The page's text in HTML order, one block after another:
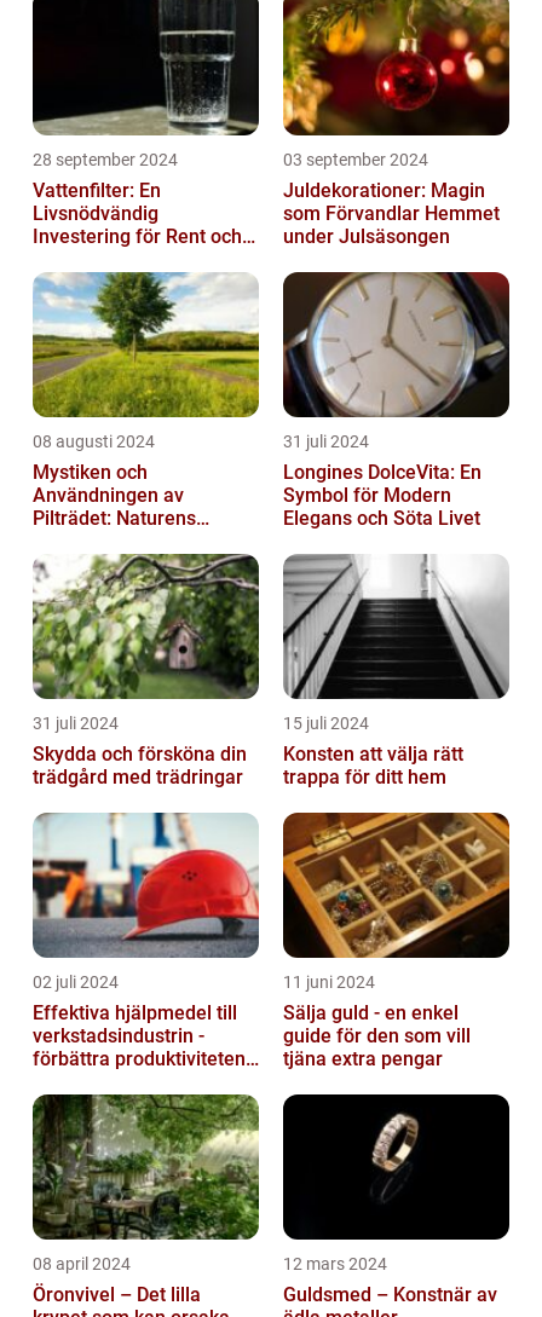
28 september 2024
Vattenfilter: En
Livsnödvändig
Investering för Rent och
03 september 2024
Juldekorationer: Magin
som Förvandlar Hemmet
under Julsäsongen
08 augusti 2024
Mystiken och
Användningen av
Pilträdet: Naturens
31 juli 2024
Longines DolceVita: En
Symbol för Modern
Elegans och Söta Livet
31 juli 2024
Skydda och försköna din
trädgård med trädringar
15 juli 2024
Konsten att välja rätt
trappa för ditt hem
02 juli 2024
Effektiva hjälpmedel till
verkstadsindustrin -
förbättra produktiviteten
11 juni 2024
Sälja guld - en enkel
guide för den som vill
tjäna extra pengar
08 april 2024
Öronvivel – Det lilla
12 mars 2024
Guldsmed – Konstnär av